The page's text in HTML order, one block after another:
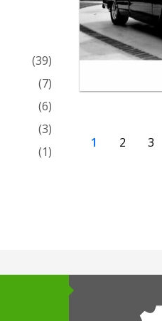
(39)
(7)
(6)
(3)
(1)
1 2 3